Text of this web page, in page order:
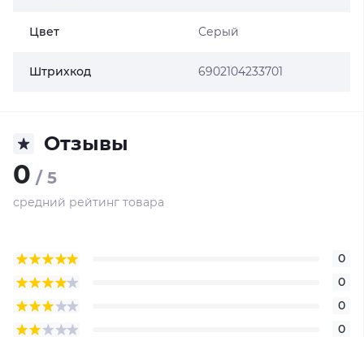
Цвет Серый
Штрихкод 6902104233701
Отзывы
0 / 5
средний рейтинг товара
0
0
0
0